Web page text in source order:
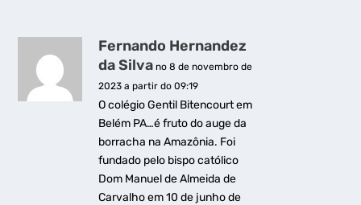
Fernando Hernandez
da Silva no 8 de novembro de
2023 a partir do 09:19
O colégio Gentil Bitencourt em
Belém PA…é fruto do auge da
borracha na Amazônia. Foi
fundado pelo bispo católico
Dom Manuel de Almeida de
Carvalho em 10 de junho de